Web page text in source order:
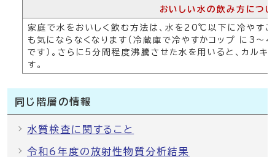
おいしい水の飲み方につ
家庭で水をおいしく飲む方法は、水を20℃以下に冷やすこ
も気にならなくなります（冷蔵庫で冷やすかコップ に3
です）。さらに5分間程度沸騰させた水を用いると、カルキ
す。
同じ階層の情報
水質検査に関すること
令和6年度の放射性物質分析結果